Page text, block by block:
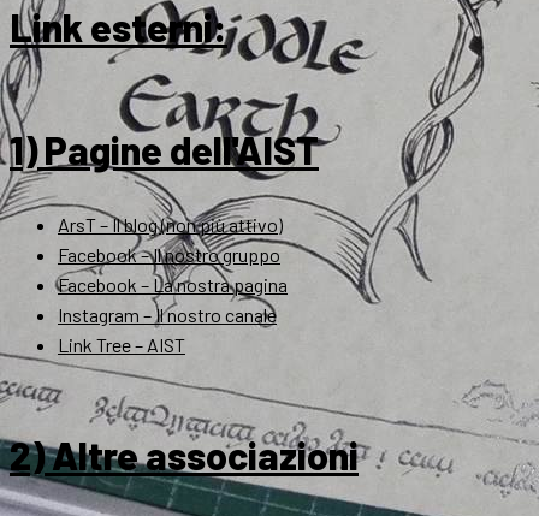
Link esterni:
1) Pagine dell'AIST
ArsT – Il blog (non più attivo)
Facebook – Il nostro gruppo
Facebook – La nostra pagina
Instagram – Il nostro canale
Link Tree – AIST
2) Altre associazioni